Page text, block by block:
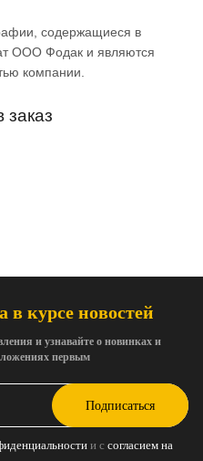
содержащиеся в
ООО Фодак и являются
компании.
заказ
в курсе новостей
и узнавайте о новинках и
первым
Подписаться
и с согласием на